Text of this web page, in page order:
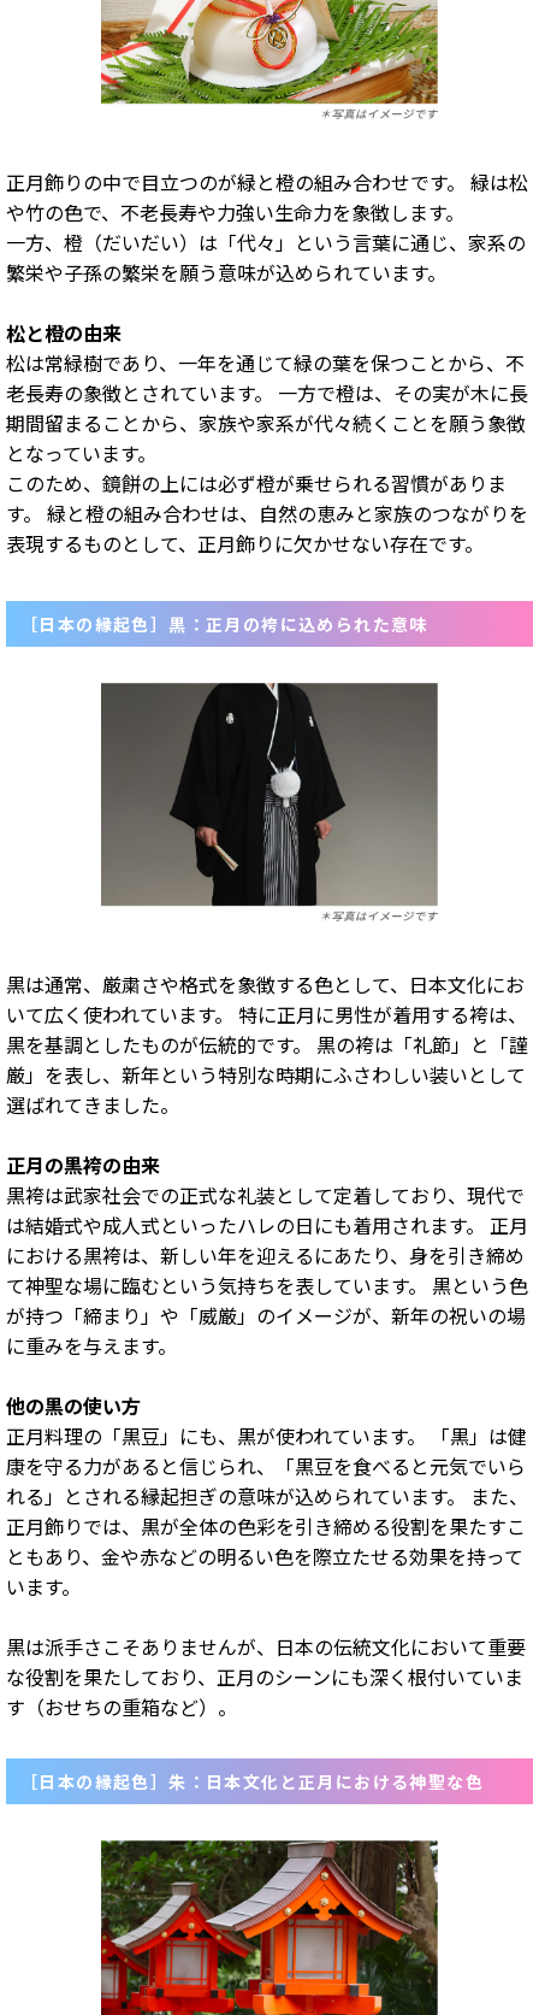
正月飾りの中で目立つのが緑と橙の組み合わせです。 緑は松
や竹の色で、不老長寿や力強い生命力を象徴します。
一方、橙（だいだい）は「代々」という言葉に通じ、家系の
繁栄や子孫の繁栄を願う意味が込められています。
松と橙の由来
松は常緑樹であり、一年を通じて緑の葉を保つことから、不
老長寿の象徴とされています。 一方で橙は、その実が木に長
期間留まることから、家族や家系が代々続くことを願う象徴
となっています。
このため、鏡餅の上には必ず橙が乗せられる習慣がありま
す。 緑と橙の組み合わせは、自然の恵みと家族のつながりを
表現するものとして、正月飾りに欠かせない存在です。
［日本の縁起色］黒：正月の袴に込められた意味
黒は通常、厳粛さや格式を象徴する色として、日本文化にお
いて広く使われています。 特に正月に男性が着用する袴は、
黒を基調としたものが伝統的です。 黒の袴は「礼節」と「謹
厳」を表し、新年という特別な時期にふさわしい装いとして
選ばれてきました。
正月の黒袴の由来
黒袴は武家社会での正式な礼装として定着しており、現代で
は結婚式や成人式といったハレの日にも着用されます。 正月
における黒袴は、新しい年を迎えるにあたり、身を引き締め
て神聖な場に臨むという気持ちを表しています。 黒という色
が持つ「締まり」や「威厳」のイメージが、新年の祝いの場
に重みを与えます。
他の黒の使い方
正月料理の「黒豆」にも、黒が使われています。 「黒」は健
康を守る力があると信じられ、「黒豆を食べると元気でいら
れる」とされる縁起担ぎの意味が込められています。 また、
正月飾りでは、黒が全体の色彩を引き締める役割を果たすこ
ともあり、金や赤などの明るい色を際立たせる効果を持って
います。
黒は派手さこそありませんが、日本の伝統文化において重要
な役割を果たしており、正月のシーンにも深く根付いていま
す（おせちの重箱など）。
［日本の縁起色］朱：日本文化と正月における神聖な色